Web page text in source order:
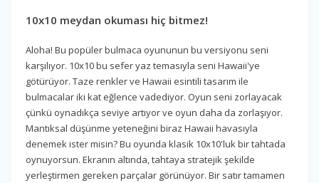
10x10 meydan okuması hiç bitmez!
Aloha! Bu popüler bulmaca oyununun bu versiyonu seni
karşılıyor. 10x10 bu sefer yaz temasıyla seni Hawaii'ye
götürüyor. Taze renkler ve Hawaii esintili tasarım ile
bulmacalar iki kat eğlence vadediyor. Oyun seni zorlayacak
çünkü oynadıkça seviye artıyor ve oyun daha da zorlaşıyor.
Mantıksal düşünme yeteneğini biraz Hawaii havasıyla
denemek ister misin? Bu oyunda klasik 10x10'luk bir tahtada
oynuyorsun. Ekranın altında, tahtaya stratejik şekilde
yerleştirmen gereken parçalar görünüyor. Bir satır tamamen